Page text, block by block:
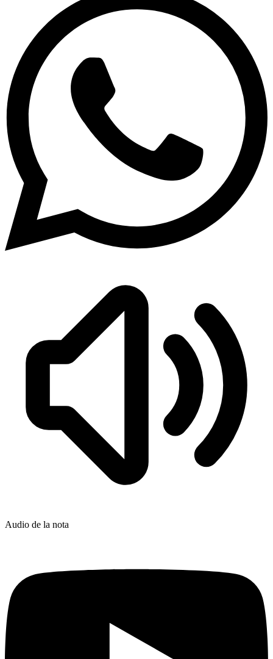
Audio de la nota